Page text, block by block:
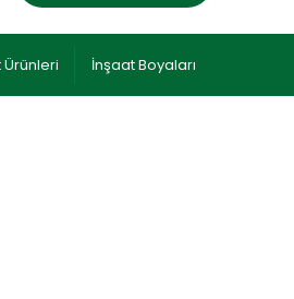
Ürünleri İnşaat Boyaları